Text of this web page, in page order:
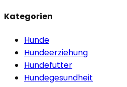
Kategorien
Hunde
Hundeerziehung
Hundefutter
Hundegesundheit